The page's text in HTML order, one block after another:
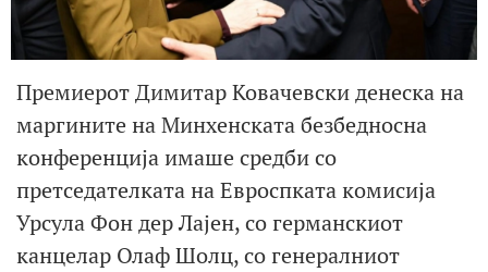
Премиерот Димитар Ковачевски денеска на
маргините на Минхенската безбедносна
конференција имаше средби со
претседателката на Евроспката комисија
Урсула Фон дер Лајен, со германскиот
канцелар Олаф Шолц, со генералниот